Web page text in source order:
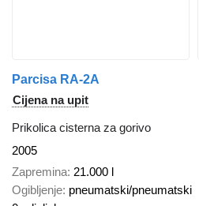
Parcisa RA-2A
Cijena na upit
Prikolica cisterna za gorivo
2005
Zapremina 21.000 l
Ogibljenje pneumatski/pneumatski